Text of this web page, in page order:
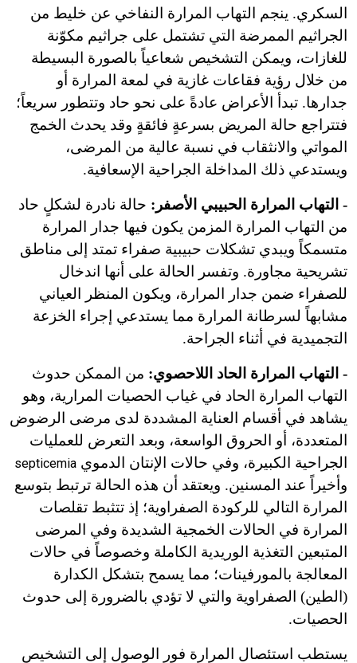
السكري. ينجم التهاب المرارة النفاخي عن خليط من
الجراثيم الممرضة التي تشتمل على جراثيم مكوّنة
للغازات، ويمكن التشخيص شعاعياً بالصورة البسيطة
من خلال رؤية فقاعات غازية في لمعة المرارة أو
جدارها. تبدأ الأعراض عادةً على نحو حاد وتتطور سريعاً؛
فتتراجع حالة المريض بسرعةٍ فائقةٍ وقد يحدث الخمج
المواتي والانثقاب في نسبة عالية من المرضى،
ويستدعي ذلك المداخلة الجراحية الإسعافية.
- التهاب المرارة الحبيبي الأصفر: حالة نادرة لشكلٍ حاد
من التهاب المرارة المزمن يكون فيها جدار المرارة
متسمكاً ويبدي تشكلات حبيبية صفراء تمتد إلى مناطق
تشريحية مجاورة. وتفسر الحالة على أنها اندخال
للصفراء ضمن جدار المرارة، ويكون المنظر العياني
مشابهاً لسرطانة المرارة مما يستدعي إجراء الخزعة
التجميدية في أثناء الجراحة.
- التهاب المرارة الحاد اللاحصوي: من الممكن حدوث
التهاب المرارة الحاد في غياب الحصيات المرارية، وهو
يشاهد في أقسام العناية المشددة لدى مرضى الرضوض
المتعددة، أو الحروق الواسعة، وبعد التعرض للعمليات
الجراحية الكبيرة، وفي حالات الإنتان الدموي septicemia
وأخيراً عند المسنين. ويعتقد أن هذه الحالة ترتبط بتوسع
المرارة التالي للركودة الصفراوية؛ إذ تتثبط تقلصات
المرارة في الحالات الخمجية الشديدة وفي المرضى
المتبعين التغذية الوريدية الكاملة وخصوصاً في حالات
المعالجة بالمورفينات؛ مما يسمح بتشكل الكدارة
(الطين) الصفراوية والتي لا تؤدي بالضرورة إلى حدوث
الحصيات.
يستطب استئصال المرارة فور الوصول إلى التشخيص